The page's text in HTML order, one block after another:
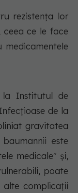
rezistența lor
ce le face
la Institutul de
de la
gravitatea
este
medicale" și,
poate
alte complicații